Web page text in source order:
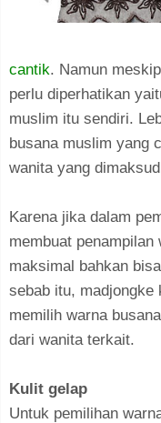
cantik. Namun
perlu diperhatikan
muslim itu sendiri.
busana muslim yang
wanita yang
Karena jika dalam
membuat
maksimal bahkan
sebab itu, madjongke
memilih warna
dari wanita terkait.
Kulit gelap
Untuk pemilihan